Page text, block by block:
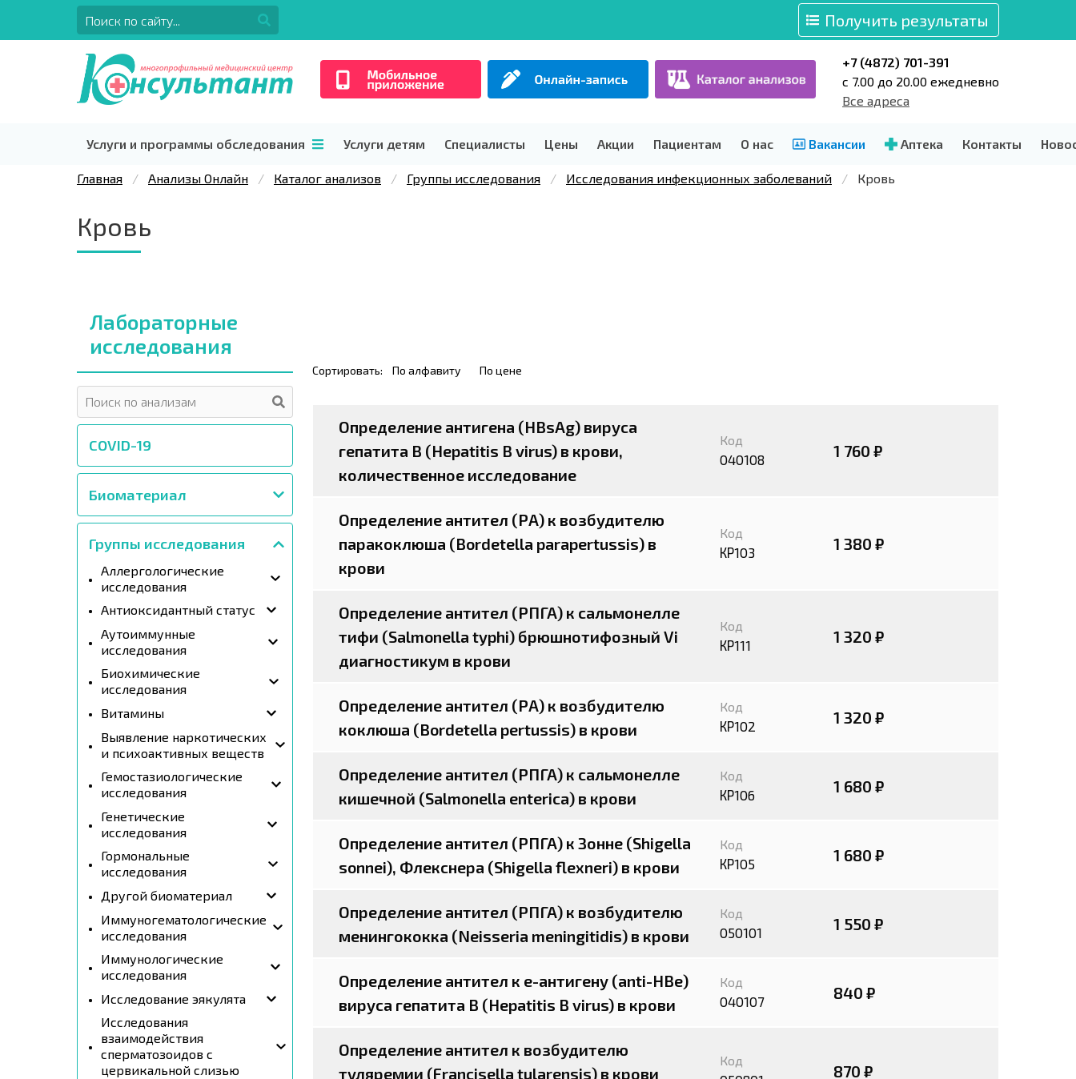
Получить результаты
+7 (4872) 701-391
c 7.00 до 20.00 ежедневно
Все адреса
Услуги и программы обследования Услуги детям Специалисты Цены Акции Пациентам О нас Вакансии Аптека Контакты
Главная Анализы Онлайн Каталог анализов Группы исследования Исследования инфекционных заболеваний Кровь
Кровь
Лабораторные
исследования
COVID-19
Биоматериал
Группы исследования
Аллергологические
исследования
Антиоксидантный статус
Аутоиммунные
исследования
Биохимические
исследования
Витамины
Выявление наркотических
и психоактивных веществ
Гемостазиологические
исследования
Генетические
исследования
Гормональные
исследования
Другой биоматериал
Иммуногематологические
исследования
Иммунологические
исследования
Исследование эякулята
Исследования
взаимодействия
сперматозоидов с
цервикальной слизью
Сортировать: По алфавиту По цене
Определение антигена (HBsAg) вируса
гепатита B (Hepatitis B virus) в крови,
количественное исследование
Код
040108 1 760 ₽
Определение антител (РА) к возбудителю
паракоклюша (Bordetella parapertussis) в
крови
Код
КР103 1 380 ₽
Определение антител (РПГА) к сальмонелле
тифи (Salmonella typhi) брюшнотифозный Vi
диагностикум в крови
Код
КР111 1 320 ₽
Определение антител (РА) к возбудителю
коклюша (Bordetella pertussis) в крови
Код
КР102 1 320 ₽
Определение антител (РПГА) к сальмонелле
кишечной (Salmonella enterica) в крови
Код
КР106 1 680 ₽
Определение антител (РПГА) к Зонне (Shigella
sonnei), Флекснера (Shigella flexneri) в крови
Код
КР105 1 680 ₽
Определение антител (РПГА) к возбудителю
менингококка (Neisseria meningitidis) в крови
Код
050101 1 550 ₽
Определение антител к e-антигену (anti-HBe)
вируса гепатита B (Hepatitis B virus) в крови
Код
040107 840 ₽
Определение антител к возбудителю
туляремии (Francisella tularensis) в крови
Код
870 ₽